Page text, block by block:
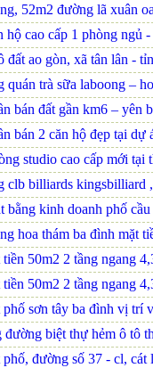
52m2 đường lã xuân
hộ cao cấp 1 phòng ngủ
đất ao gòn, xã tân lân -
quán trà sữa laboong –
bán đất gần km6 – yên
bán 2 căn hộ đẹp tại
studio cao cấp mới tại
clb billiards kingsbilliard
bằng kinh doanh phố
hoa thám ba đình mặt
tiền 50m2 2 tầng ngang
tiền 50m2 2 tầng ngang
phố sơn tây ba đình vị trí
đường biệt thự hẻm ô tô
phố, đường số 37 - cl,